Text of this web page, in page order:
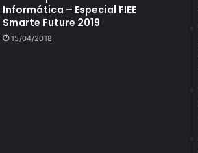
Informática – Especial FIEE
Smarte Future 2019
15/04/2018